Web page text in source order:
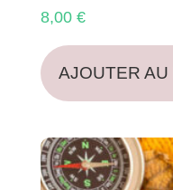
8,00 €
AJOUTER AU